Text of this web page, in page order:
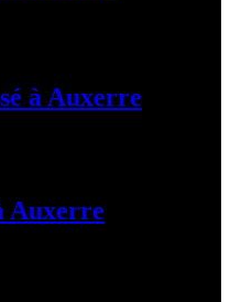
à Auxerre
Auxerre